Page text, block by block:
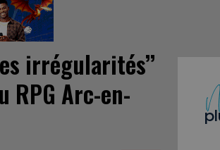
irrégularités’’
RPG Arc-en-